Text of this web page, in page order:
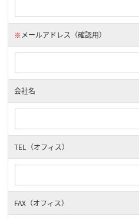
※メールアドレス（確認用）
会社名
TEL（オフィス）
FAX（オフィス）